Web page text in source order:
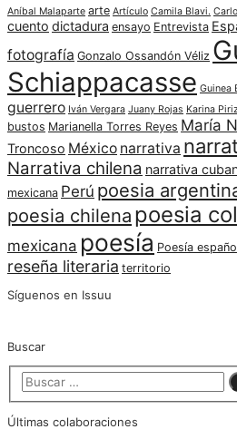
Aníbal Malaparte arte Artículo Camila Blavi.
cuento dictadura ensayo Entrevista
fotografía Gonzalo Ossandón Véliz
Schiappacasse Guinea
guerrero Iván Vergara Juany Rojas Karina Piriz
bustos Marianella Torres Reyes María
Troncoso México narrativa
Narrativa chilena narrativa
mexicana Perú poesia
poesia chilena poesia
mexicana poesía Poesía
reseña literaria territorio
Síguenos en Issuu
Buscar
Últimas colaboraciones